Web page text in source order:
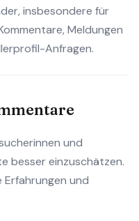
insbesondere für
Meldungen
Anfragen.
und
besser einzuschätzen.
Erfahrungen und